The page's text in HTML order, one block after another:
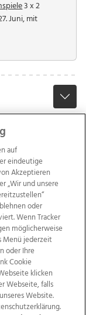
3 x 2
Juni, mit
Jobs
Werbung
auf
eindeutige
Akzeptieren
„Wir und unsere
oder
Wenn Tracker
möglicherweise
Menü jederzeit
oder Ihre
Cookie
klicken
Webseite, falls
Website.